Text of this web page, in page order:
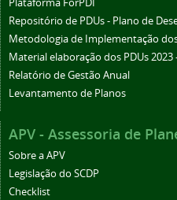
Plataforma ForPDI
Repositório de PDUs - Plano de
Metodologia de Implementação
Material elaboração dos PDUs 2023
Relatório de Gestão Anual
Levantamento de Planos
APV - Assessoria de
Sobre a APV
Legislação do SCDP
Checklist